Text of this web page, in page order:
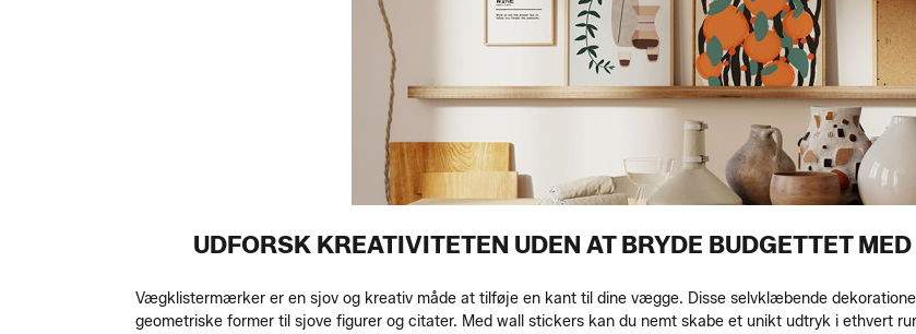
UDFORSK KREATIVITETEN UDEN AT BRYDE BUDGETTET
Vægklistermærker er en sjov og kreativ måde at tilføje en kant til dine vægge. Disse selvklæbende
geometriske former til sjove figurer og citater. Med wall stickers kan du nemt skabe et unikt udtryk i ethvert